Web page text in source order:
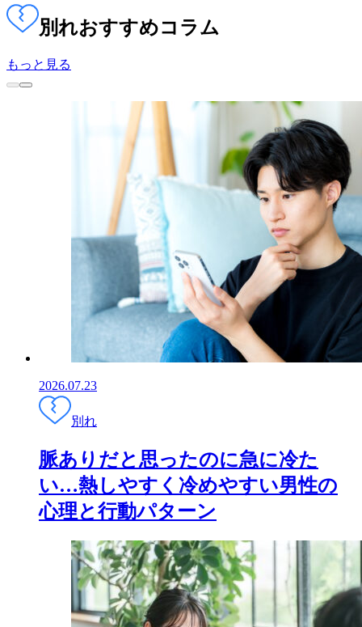
別れおすすめコラム
もっと見る
2026.07.23
別れ
脈ありだと思ったのに急に冷た
い…熱しやすく冷めやすい男性の
心理と行動パターン